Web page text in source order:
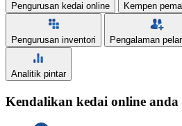
Pengurusan kedai online Kempen
Pengurusan inventori Pengalaman
Analitik pintar
Kendalikan kedai online anda